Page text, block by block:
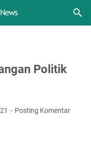
Politik
Posting Komentar